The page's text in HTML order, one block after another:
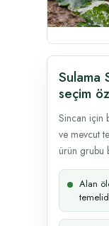
Sulama
seçim
Sincan için
ve mevcut
ürün grubu
Alan